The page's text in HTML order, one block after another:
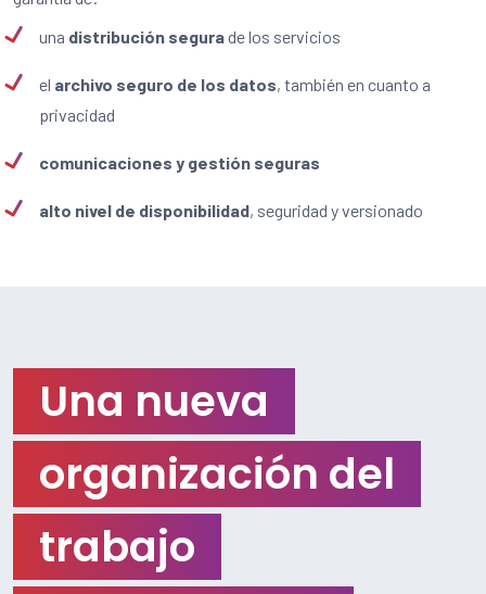
una distribución segurade los servicios
el archivo seguro de los datos, también en cuanto a
privacidad
comunicaciones y gestión seguras
alto nivel de disponibilidad, seguridad y versionado
Una nueva
organización del
trabajo